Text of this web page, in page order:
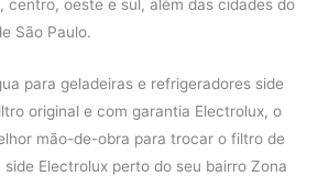
centro, oeste e sul, além das cidades do
São Paulo.
para geladeiras e refrigeradores side
original e com garantia Electrolux, o
mão-de-obra para trocar o filtro de
Electrolux perto do seu bairro Zona